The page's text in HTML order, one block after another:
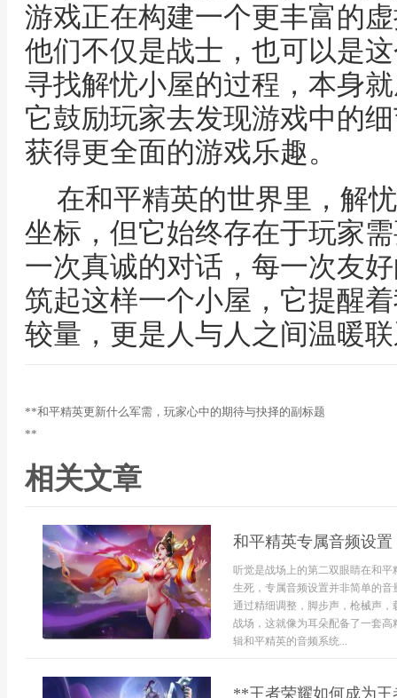
游戏正在构建一个更丰富的
他们不仅是战士，也可以是
寻找解忧小屋的过程，本身
它鼓励玩家去发现游戏中的
获得更全面的游戏乐趣。
在和平精英的世界里，解
坐标，但它始终存在于玩家
一次真诚的对话，每一次友
筑起这样一个小屋，它提醒
较量，更是人与人之间温暖
**和平精英更新什么军需，玩家心中的期待与抉择的副标题
**
相关文章
和平精英专属音频设
听觉是战场上的第二双眼睛在和
生死，专属音频设置并非简单的
通过精细调整，脚步声，枪械声
战场，这就像为耳朵配备了一套
辑和平精英的音频系统...
**王者荣耀如何成为